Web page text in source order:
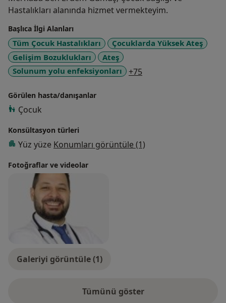
Hastalıkları alanında hizmet vermekteyim.
Başlıca İlgi Alanları
Tüm Çocuk Hastalıkları
Çocuklarda Yüksek Ateş
Gelişim Bozuklukları
Ateş
Solunum yolu enfeksiyonları
+75
Görülen hasta/danışanlar
Çocuk
Konsültasyon türleri
Yüz yüze Konumları görüntüle (1)
Fotoğraflar ve videolar
Galeriyi görüntüle (1)
Tümünü gösterdeneyim hakkında